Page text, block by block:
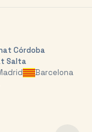
Córdoba
Salta
Barcelona